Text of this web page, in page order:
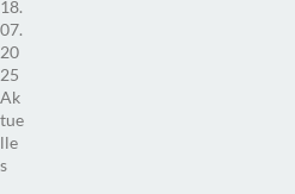
18.
07.
20
25
Ak
tue
lle
s